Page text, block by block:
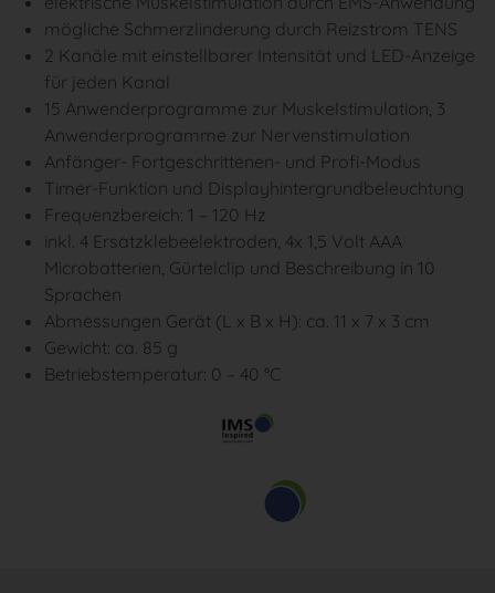
mögliche Schmerzlinderung durch Reizstrom TENS
2 Kanäle mit einstellbarer Intensität und LED-Anzeige
für jeden Kanal
15 Anwenderprogramme zur Muskelstimulation, 3
Anwenderprogramme zur Nervenstimulation
Anfänger- Fortgeschrittenen- und Profi-Modus
Timer-Funktion und Displayhintergrundbeleuchtung
Frequenzbereich: 1 – 120 Hz
inkl. 4 Ersatzklebeelektroden, 4x 1,5 Volt AAA
Microbatterien, Gürtelclip und Beschreibung in 10
Sprachen
Abmessungen Gerät (L x B x H): ca. 11 x 7 x 3 cm
Gewicht: ca. 85 g
Betriebstemperatur: 0 – 40 °C